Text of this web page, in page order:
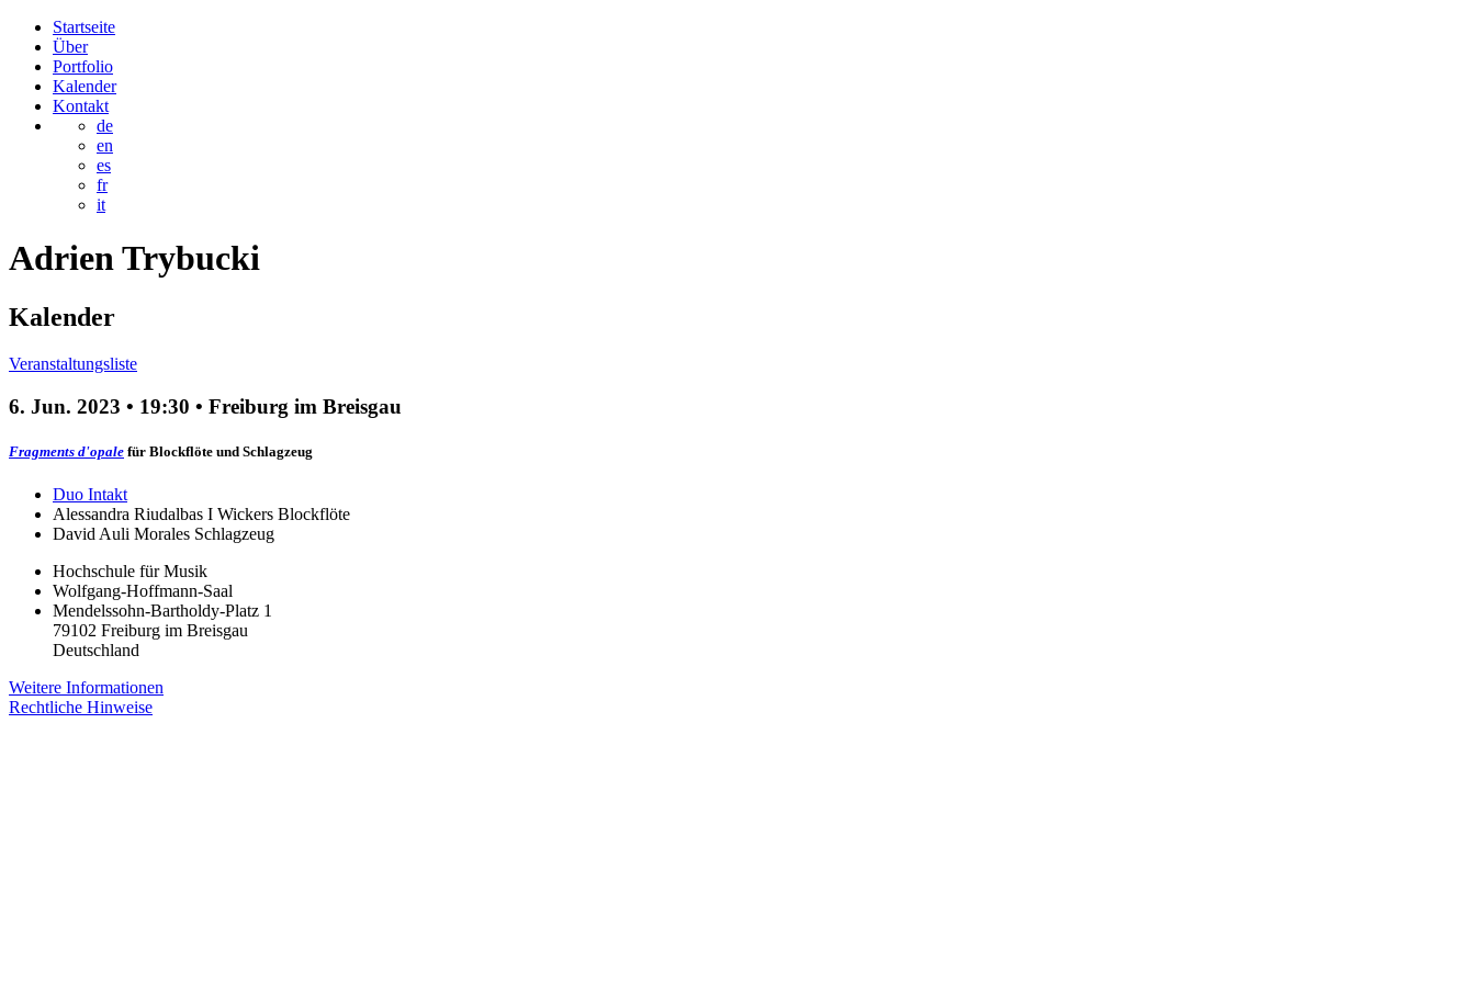
Startseite
Über
Portfolio
Kalender
Kontakt
de
en
es
fr
it
AdrienTrybucki
Kalender
Veranstaltungsliste
6. Jun. 2023 • 19:30 • Freiburg im Breisgau
Fragments d'opale für Blockflöte und Schlagzeug
Duo Intakt
Alessandra Riudalbas I Wickers Blockflöte
David Auli Morales Schlagzeug
Hochschule für Musik
Wolfgang-Hoffmann-Saal
Mendelssohn-Bartholdy-Platz 1
79102 Freiburg im Breisgau
Deutschland
Weitere Informationen
Rechtliche Hinweise